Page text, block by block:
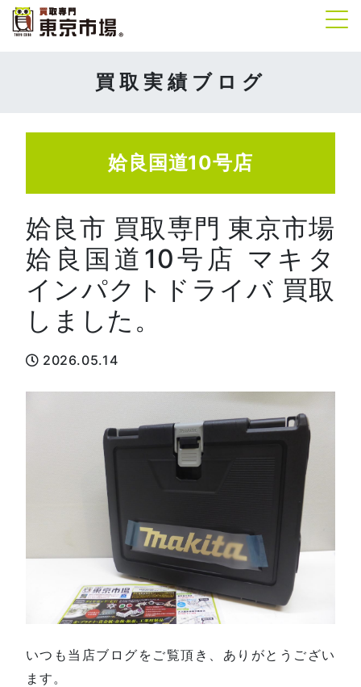
買取実績ブログ
姶良国道10号店
姶良市 買取専門 東京市場
姶良国道10号店 マキタ
インパクトドライバ 買取
しました。
2026.05.14
いつも当店ブログをご覧頂き、ありがとうござい
ます。